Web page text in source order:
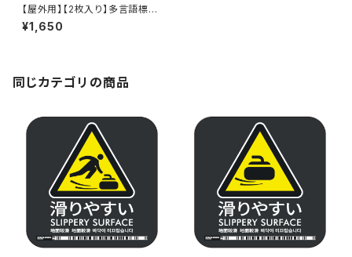
【屋外用】【2枚入り】多言語標識
「禁煙（白）」- 150x150mm/5言
語/スマホ連携 駅も手掛けるデ
¥1,650
同じカテゴリの商品